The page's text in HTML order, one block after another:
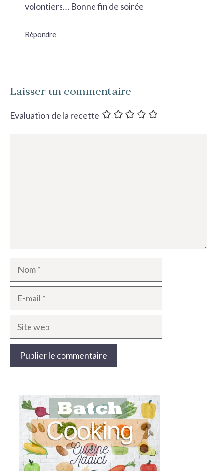
volontiers… Bonne fin de soirée
Répondre
Laisser un commentaire
Evaluation de la recette
Nom
mail
Site
web